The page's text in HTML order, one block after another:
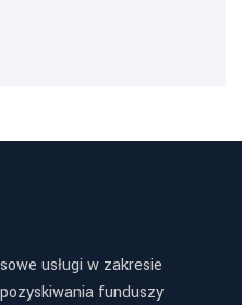
usługi w zakresie
funduszy